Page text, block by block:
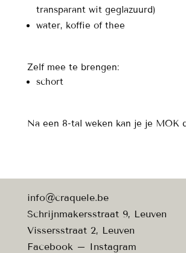
transparant wit geglazuurd)
water, koffie of thee
Zelf mee te brengen:
schort
Na een 8-tal weken kan je je MOK
info@craquele.be
Schrijnmakersstraat 9, Leuven
Vissersstraat 2, Leuven
Facebook– Instagram